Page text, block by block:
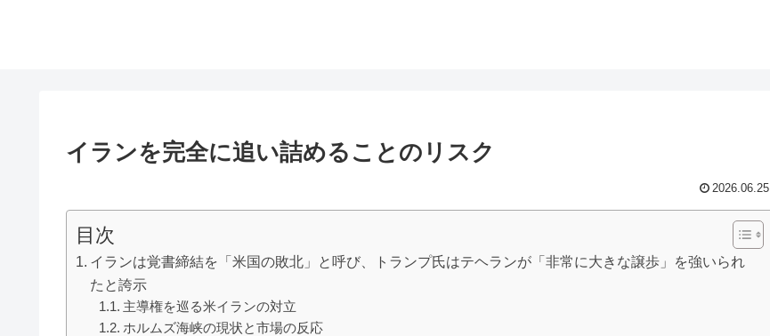
イランを完全に追い詰めることのリスク
2026.06.25
目次
イランは覚書締結を「米国の敗北」と呼び、トランプ氏はテヘランが「非常に大きな譲歩」を強いられ
たと誇示
主導権を巡る米イランの対立
ホルムズ海峡の現状と市場の反応